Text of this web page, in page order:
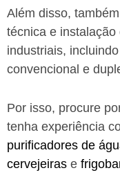
Além disso,
técnica e
industriais,
convencional e
Por isso, procure
tenha experiência
purificadores de
cervejeiras e